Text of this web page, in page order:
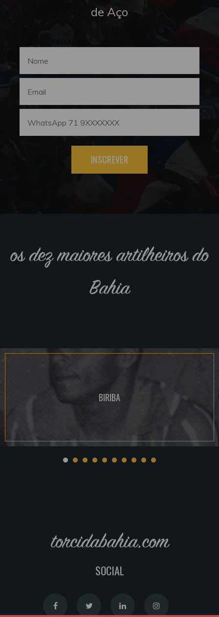
de Aço
INSCREVER
os dez maiores artilheiros do
Bahia
BIRIBA
torcidabahia.com
SOCIAL